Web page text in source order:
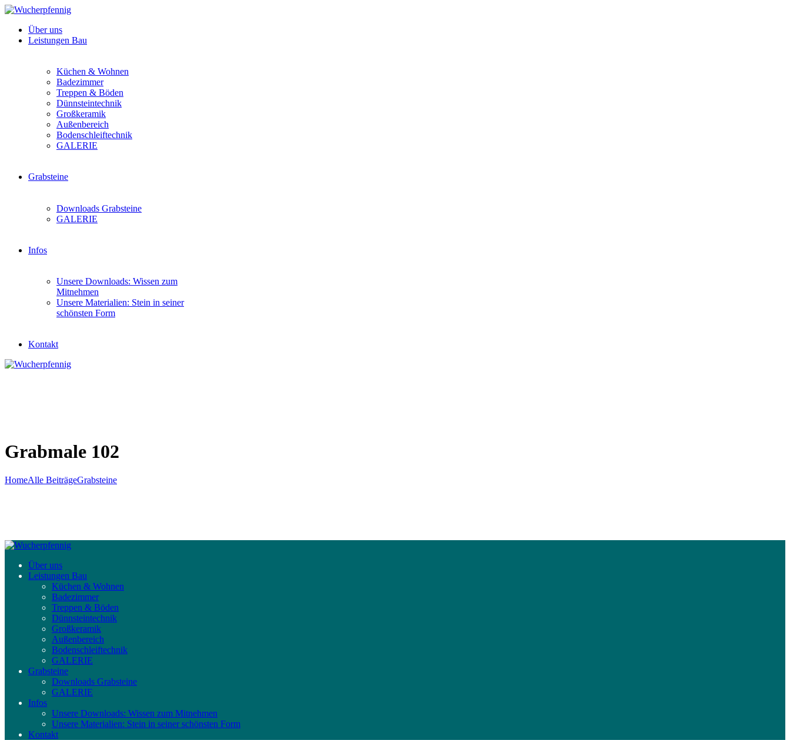
Über uns
Leistungen Bau
Küchen & Wohnen
Badezimmer
Treppen & Böden
Dünnsteintechnik
Großkeramik
Außenbereich
Bodenschleiftechnik
GALERIE
Grabsteine
Downloads Grabsteine
GALERIE
Infos
Unsere Downloads: Wissen zum
Mitnehmen
Unsere Materialien: Stein in seiner
schönsten Form
Kontakt
Grabmale 102
HomeAlle BeiträgeGrabsteine
Über uns
Leistungen Bau
Küchen & Wohnen
Badezimmer
Treppen & Böden
Dünnsteintechnik
Großkeramik
Außenbereich
Bodenschleiftechnik
GALERIE
Grabsteine
Downloads Grabsteine
GALERIE
Infos
Unsere Downloads: Wissen zum Mitnehmen
Unsere Materialien: Stein in seiner schönsten Form
Kontakt